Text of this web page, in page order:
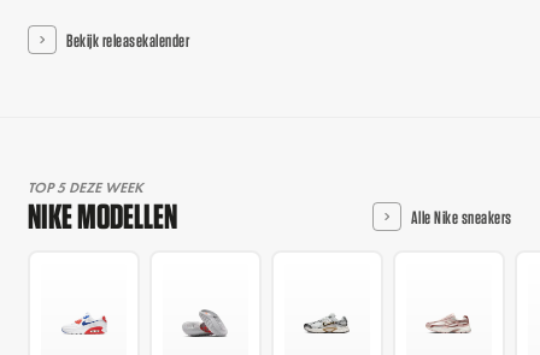
Bekijk releasekalender
TOP 5 DEZE WEEK
NIKE MODELLEN Alle Nike sneakers